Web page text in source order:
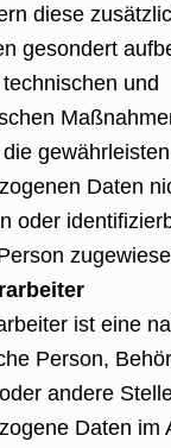
diese
gesondert
und
Daten
oder
ist eine
Person,
andere
Daten im